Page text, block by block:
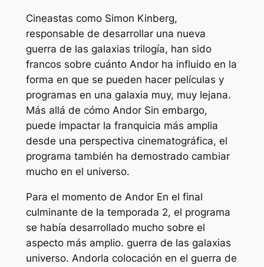
Cineastas como Simon Kinberg,
responsable de desarrollar una nueva
guerra de las galaxias trilogía, han sido
francos sobre cuánto Andorha influido en la
forma en que se pueden hacer películas y
programas en una galaxia muy, muy lejana.
Más allá de cómo AndorSin embargo,
puede impactar la franquicia más amplia
desde una perspectiva cinematográfica, el
programa también ha demostrado cambiar
mucho en el universo.
Para el momento de AndorEn el final
culminante de la temporada 2, el programa
se había desarrollado mucho sobre el
aspecto más amplio. guerra de las galaxias
universo. Andorla colocación en el guerra de